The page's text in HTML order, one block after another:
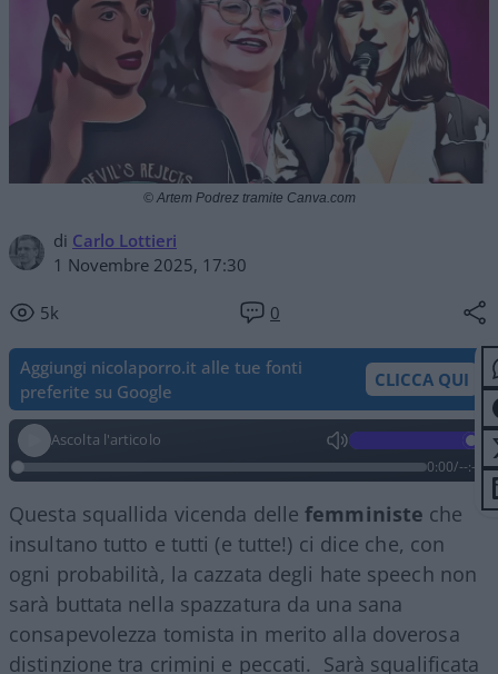
di Carlo Lottieri
1 Novembre 2025, 17:30
5k 0
© Artem Podrez tramite Canva.com
Aggiungi nicolaporro.it alle tue fonti
preferite su Google
CLICCA QUI
Ascolta l'articolo
0:00/--:--
Questa squallida vicenda dellefemministe che
insultano tutto e tutti (e tutte!) ci dice che, con
ogni probabilità, la cazzata degli hate speech non
sarà buttata nella spazzatura da una sana
consapevolezza tomista in merito alla doverosa
distinzione tra crimini e peccati. Sarà squalificata